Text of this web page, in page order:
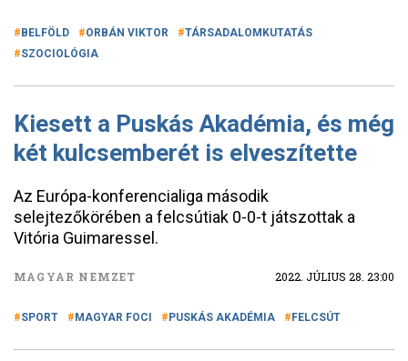
BELFÖLD ORBÁN VIKTOR
TÁRSADALOMKUTATÁS
SZOCIOLÓGIA
Kiesett a Puskás Akadémia, és még
két kulcsemberét is elveszítette
Az Európa-konferencialiga második
selejtezőkörében a felcsútiak 0-0-t játszottak a
Vitória Guimaressel.
MAGYAR NEMZET 2022. JÚLIUS 28. 23:00
SPORT MAGYAR FOCI PUSKÁS AKADÉMIA FELCSÚT